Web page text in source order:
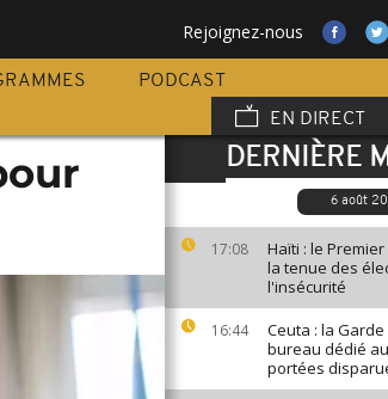
Rejoignez-nous
PODCAST
EN DIRECT
DERNIÈRE
6 août
17:08
Haïti : le
la tenue des
l'insécurité
16:44
Ceuta : la
bureau dédié
portées